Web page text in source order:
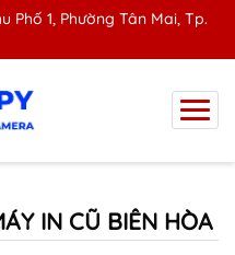
Phố 1, Phường Tân Mai, Tp.
IN CŨ BIÊN HÒA